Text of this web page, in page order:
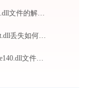
百度ting播放器 Ting.exe提示缺少zcrashreport.dll文件的解决办法
resident evil 7 biohazard re4.exe系统错误mfplat.dll丢失如何解决
SolidWorks sldworks_fs.exe提示缺少vcruntime140.dll文件的解决办法